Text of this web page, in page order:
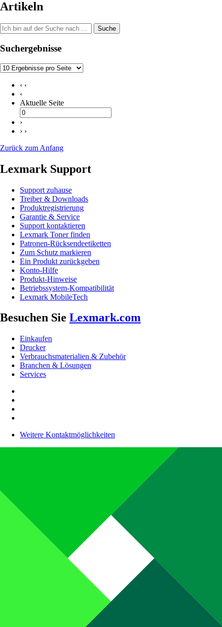
Artikeln
Suche
Suchergebnisse
‹ ‹
‹
Aktuelle Seite
›
› ›
Zurück zum Anfang
Lexmark Support
Support zuhause
Treiber & Downloads
Produktregistrierung
Garantie & Service
Support kontaktieren
Lexmark Toner finden
Patronen-Rücksendeetiketten
Zum Schutz markieren
Ein Produkt zurückgeben
Konto-Hilfe
Produkt-Hinweise
Betriebssystem-Kompatibilität
Lexmark MobileTech
Besuchen Sie Lexmark.com
Einkaufen
Drucker
Verbrauchsmaterialien & Zubehör
Branchen & Lösungen
Services
Weitere Kontaktmöglichkeiten